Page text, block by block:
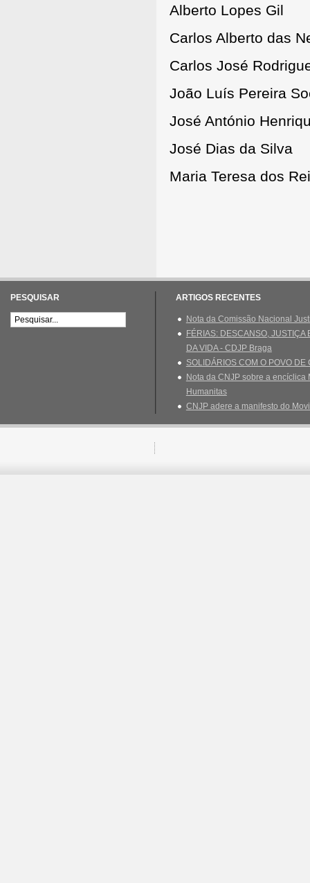
Alberto Lopes Gil
Carlos Alberto das
Carlos José
João Luís Pereira
José António
José Dias da Silva
Maria Teresa dos
PESQUISAR ARTIGOS RECENTES
Nota da Comissão Nacional
FÉRIAS: DESCANSO, JUSTIÇA
DA VIDA - CDJP Braga
SOLIDÁRIOS COM O POVO DE
Nota da CNJP sobre a encíclica
Humanitas
CNJP adere a manifesto do